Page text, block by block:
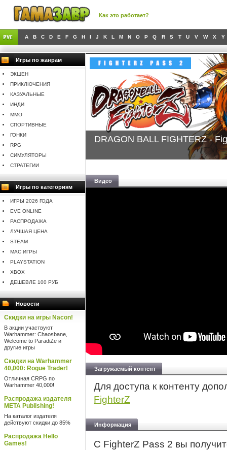
Как это работает?
A B C D E F G H I J K L M N O P Q R S T U V W X Y
Игры по жанрам
ЭКШЕН
ПРИКЛЮЧЕНИЯ
КАЗУАЛЬНЫЕ
ИНДИ
MMO
СПОРТИВНЫЕ
ГОНКИ
RPG
СИМУЛЯТОРЫ
СТРАТЕГИИ
Игры по категориям
ИГРЫ 2026 ГОДА
EVE ONLINE
РАСПРОДАЖА
ЛУЧШАЯ ЦЕНА
STEAM
MAC ИГРЫ
PLAYSTATION
XBOX
ДЕШЕВЛЕ 100 РУБ
Новости
Скидки на игры Nacon!
В акции участвуют
Warhammer: Chaosbane,
Welcome to ParadiZe и
другие игры
Скидки на Warhammer
40,000: Rogue Trader!
Отличная CRPG по
Warhammer 40,000!
Распродажа издателя
META Publishing!
На каталог издателя
действуют скидки до 85%
Распродажа Hello
Games!
DRAGON BALL FIGHTERZ -
Видео
Загружаемый контент
Для доступа к контенту
FighterZ
Информация
С FighterZ Pass 2 вы